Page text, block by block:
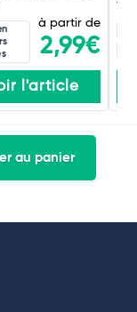
à partir de
2,99€
l'article
au panier